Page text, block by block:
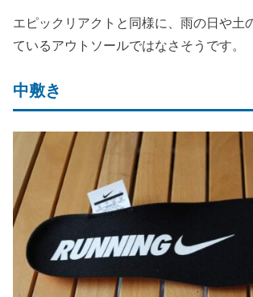
エピックリアクトと同様に、雨の日や土
ているアウトソールではなさそうです。
中敷き